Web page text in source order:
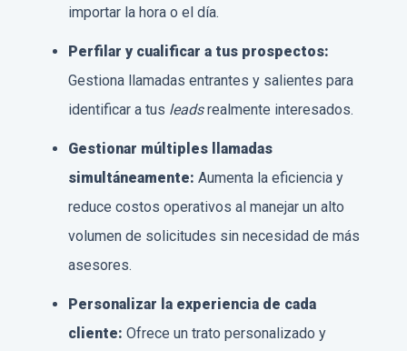
importar la hora o el día.
Perfilar y cualificar a tus prospectos:
Gestiona llamadas entrantes y salientes para
identificar a tus leadsrealmente interesados.
Gestionar múltiples llamadas
simultáneamente: Aumenta la eficiencia y
reduce costos operativos al manejar un alto
volumen de solicitudes sin necesidad de más
asesores.
Personalizar la experiencia de cada
cliente: Ofrece un trato personalizado y